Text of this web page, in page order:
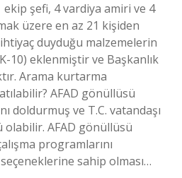
ekip şefi, 4 vardiya amiri ve 4
üzere en az 21 kişiden
duyduğu malzemelerin
10) eklenmiştir ve Başkanlık
Arama kurtarma
AFAD gönüllüsü
doldurmuş ve T.C. vatandaşı
AFAD gönüllüsü
programlarını
sahip olması…